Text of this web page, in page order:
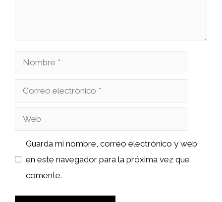
Nombre
Correo
Web
Guarda mi nombre, correo electrónico y web
en este navegador para la próxima vez que
comente.